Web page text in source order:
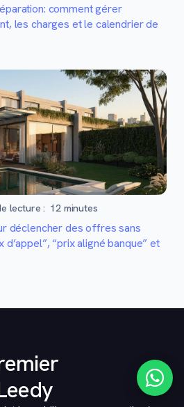
comment gérer
les charges et le calendrier de
lecture : 12minutes
déclencher des offres sans
“prix aligné banque” et